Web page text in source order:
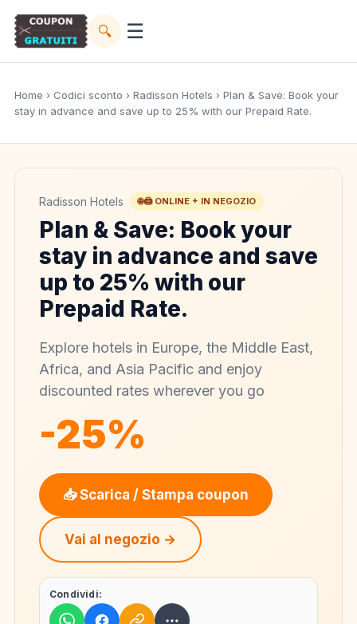
🔍 ☰
Home › Codici sconto › Radisson Hotels › Plan & Save: Book your
stay in advance and save up to 25% with our Prepaid Rate.
Radisson Hotels 🌐🖨️ ONLINE + IN NEGOZIO
Plan & Save: Book your
stay in advance and save
up to 25% with our
Prepaid Rate.
Explore hotels in Europe, the Middle East,
Africa, and Asia Pacific and enjoy
discounted rates wherever you go
-25%
📥 Scarica / Stampa coupon
Vai al negozio →
Condividi: